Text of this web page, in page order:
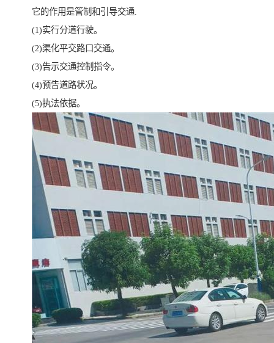
它的作用是管制和引导交通.
(1)实行分道行驶。
(2)渠化平交路口交通。
(3)告示交通控制指令。
(4)预告道路状况。
(5)执法依据。